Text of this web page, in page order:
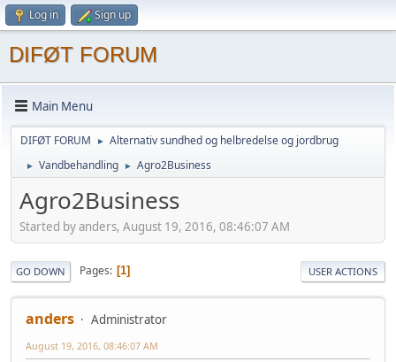
Log in Sign up
DIFØT FORUM
Main Menu
DIFØT FORUM ► Alternativ sundhed og helbredelse og jordbrug
► Vandbehandling ► Agro2Business
Agro2Business
Started by anders, August 19, 2016, 08:46:07 AM
GO DOWN Pages 1 USER ACTIONS
anders Administrator
August 19, 2016, 08:46:07 AM